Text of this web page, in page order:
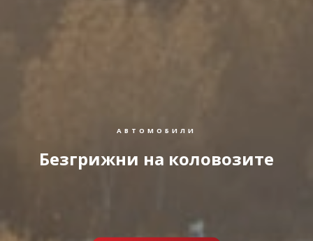
АВТОМОБИЛИ
Безгрижни на коловозите